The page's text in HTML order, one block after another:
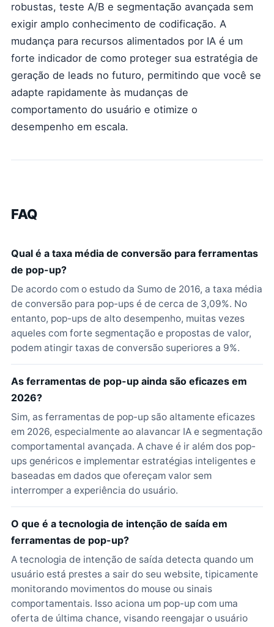
robustas, teste A/B e segmentação avançada sem
exigir amplo conhecimento de codificação. A
mudança para recursos alimentados por IA é um
forte indicador de como proteger sua estratégia de
geração de leads no futuro, permitindo que você se
adapte rapidamente às mudanças de
comportamento do usuário e otimize o
desempenho em escala.
FAQ
Qual é a taxa média de conversão para ferramentas
de pop-up?
De acordo com o estudo da Sumo de 2016, a taxa média
de conversão para pop-ups é de cerca de 3,09%. No
entanto, pop-ups de alto desempenho, muitas vezes
aqueles com forte segmentação e propostas de valor,
podem atingir taxas de conversão superiores a 9%.
As ferramentas de pop-up ainda são eficazes em
2026?
Sim, as ferramentas de pop-up são altamente eficazes
em 2026, especialmente ao alavancar IA e segmentação
comportamental avançada. A chave é ir além dos pop-
ups genéricos e implementar estratégias inteligentes e
baseadas em dados que ofereçam valor sem
interromper a experiência do usuário.
O que é a tecnologia de intenção de saída em
ferramentas de pop-up?
A tecnologia de intenção de saída detecta quando um
usuário está prestes a sair do seu website, tipicamente
monitorando movimentos do mouse ou sinais
comportamentais. Isso aciona um pop-up com uma
oferta de última chance, visando reengajar o usuário